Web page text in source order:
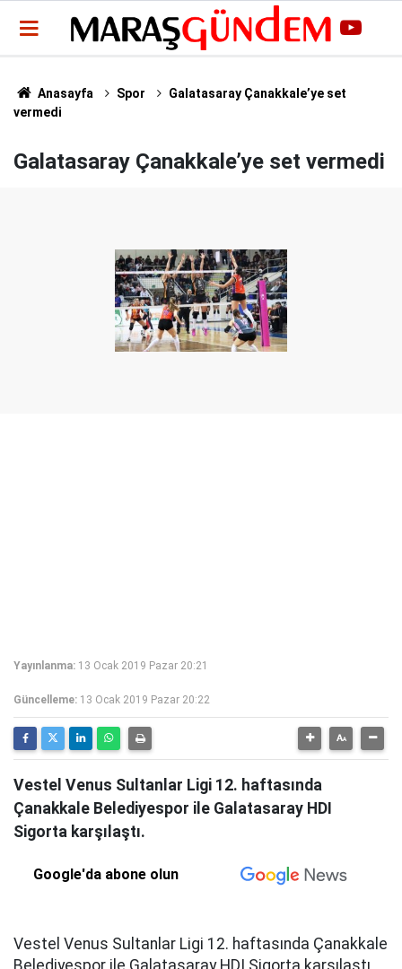
Anasayfa Spor
Galatasaray Çanakkale’ye set
vermedi
Galatasaray Çanakkale’ye set vermedi
Yayınlanma: 13 Ocak 2019 Pazar 20:21
Güncelleme: 13 Ocak 2019 Pazar 20:22
Vestel Venus Sultanlar Ligi 12. haftasında
Çanakkale Belediyespor ile Galatasaray HDI
Sigorta karşılaştı.
Google'da abone olun
Vestel Venus Sultanlar Ligi 12. haftasında Çanakkale
Belediyespor ile Galatasaray HDI Sigorta karşılaştı.